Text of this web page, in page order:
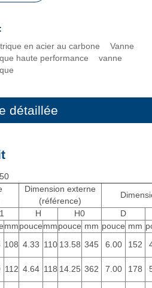
en acier au carbone
Vanne
haute performance
vanne
détaillée
Dimension externe
(référence)
H H0
D
mm pouce mm pouce mm pouce mm
108 4.33 110 13.58 345 6.00 152
112 4.64 118 14.25 362 7.00 178